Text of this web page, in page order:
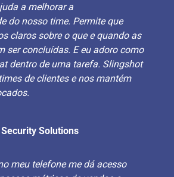
a melhorar a
do nosso time. Permite que
claros sobre o que e quando as
ser concluídas. E eu adoro como
dentro de uma tarefa. Slingshot
de clientes e nos mantém
Solutions
meu telefone me dá acesso